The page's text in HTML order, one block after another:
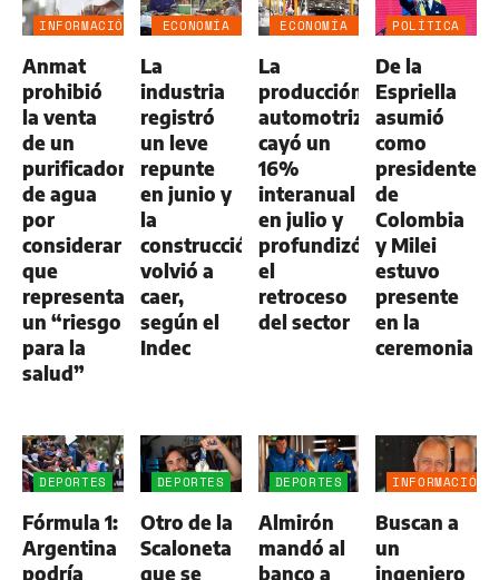
INFORMACIÓN
Anmat
prohibió
la venta
de un
purificador
de agua
por
considerar
que
representa
un “riesgo
para la
salud”
ECONOMÍA
La
industria
registró
un leve
repunte
en junio y
la
construcción
volvió a
caer,
según el
Indec
ECONOMÍA
La
producción
automotriz
cayó un
16%
interanual
en julio y
profundizó
el
retroceso
del sector
POLÍTICA
De la
Espriella
asumió
como
presidente
de
Colombia
y Milei
estuvo
presente
en la
ceremonia
DEPORTES
Fórmula 1:
Argentina
podría
DEPORTES
Otro de la
Scaloneta
que se
DEPORTES
Almirón
mandó al
banco a
INFORMACIÓN
Buscan a
un
ingeniero